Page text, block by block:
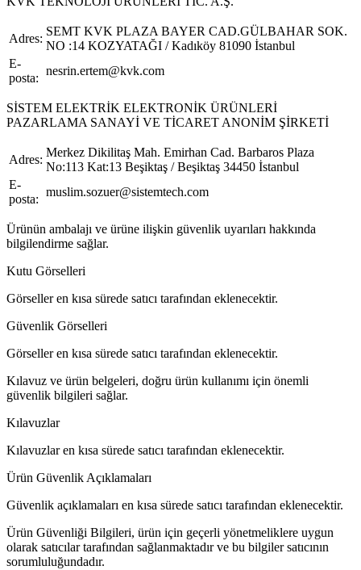
Adres:
SEMT KVK PLAZA BAYER CAD.GÜLBAHAR SOK.
NO :14 KOZYATAĞI / Kadıköy 81090 İstanbul
E-
posta:
nesrin.ertem@kvk.com
SİSTEM ELEKTRİK ELEKTRONİK ÜRÜNLERİ
PAZARLAMA SANAYİ VE TİCARET ANONİM ŞİRKETİ
Adres:
Merkez Dikilitaş Mah. Emirhan Cad. Barbaros Plaza
No:113 Kat:13 Beşiktaş / Beşiktaş 34450 İstanbul
E-
posta:
muslim.sozuer@sistemtech.com
Ürünün ambalajı ve ürüne ilişkin güvenlik uyarıları hakkında
bilgilendirme sağlar.
Kutu Görselleri
Görseller en kısa sürede satıcı tarafından eklenecektir.
Güvenlik Görselleri
Görseller en kısa sürede satıcı tarafından eklenecektir.
Kılavuz ve ürün belgeleri, doğru ürün kullanımı için önemli
güvenlik bilgileri sağlar.
Kılavuzlar
Kılavuzlar en kısa sürede satıcı tarafından eklenecektir.
Ürün Güvenlik Açıklamaları
Güvenlik açıklamaları en kısa sürede satıcı tarafından eklenecektir.
Ürün Güvenliği Bilgileri, ürün için geçerli yönetmeliklere uygun
olarak satıcılar tarafından sağlanmaktadır ve bu bilgiler satıcının
sorumluluğundadır.